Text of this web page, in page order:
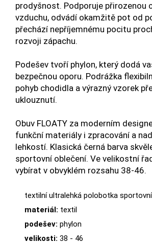
prodyšnost. Podporuje přirozenou
vzduchu, odvádí okamžitě pot od
přechází nepříjemnému pocitu
rozvoji zápachu.
Podešev tvoří phylon, který dodá
bezpečnou oporu. Podrážka
pohyb chodidla a výrazný vzorek
uklouznutí.
Obuv FLOATY za moderním
funkční materiály i zpracování a
lehkostí. Klasická černá barva
sportovní oblečení. Ve velikostní
vybírat v obvyklém rozsahu 38-46.
textilní ultralehká polobotka
materiál: textil
podešev: phylon
velikosti: 38 - 46